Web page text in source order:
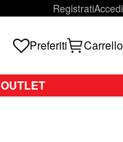
RegistratiAccedi
Preferiti Carrello
OUTLET